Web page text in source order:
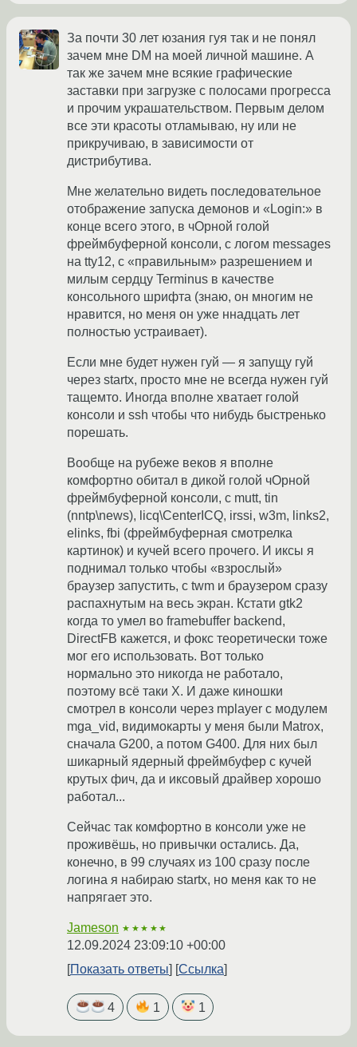
За почти 30 лет юзания гуя так и не понял
зачем мне DM на моей личной машине. А
так же зачем мне всякие графические
заставки при загрузке с полосами прогресса
и прочим украшательством. Первым делом
все эти красоты отламываю, ну или не
прикручиваю, в зависимости от
дистрибутива.
Мне желательно видеть последовательное
отображение запуска демонов и «Login:» в
конце всего этого, в чОрной голой
фреймбуферной консоли, с логом messages
на tty12, с «правильным» разрешением и
милым сердцу Terminus в качестве
консольного шрифта (знаю, он многим не
нравится, но меня он уже ннадцать лет
полностью устраивает).
Если мне будет нужен гуй — я запущу гуй
через startx, просто мне не всегда нужен гуй
тащемто. Иногда вполне хватает голой
консоли и ssh чтобы что нибудь быстренько
порешать.
Вообще на рубеже веков я вполне
комфортно обитал в дикой голой чОрной
фреймбуферной консоли, с mutt, tin
(nntp\news), licq\CenterICQ, irssi, w3m, links2,
elinks, fbi (фреймбуферная смотрелка
картинок) и кучей всего прочего. И иксы я
поднимал только чтобы «взрослый»
браузер запустить, с twm и браузером сразу
распахнутым на весь экран. Кстати gtk2
когда то умел во framebuffer backend,
DirectFB кажется, и фокс теоретически тоже
мог его использовать. Вот только
нормально это никогда не работало,
поэтому всё таки X. И даже киношки
смотрел в консоли через mplayer с модулем
mga_vid, видимокарты у меня были Matrox,
сначала G200, а потом G400. Для них был
шикарный ядерный фреймбуфер с кучей
крутых фич, да и иксовый драйвер хорошо
работал...
Сейчас так комфортно в консоли уже не
проживёшь, но привычки остались. Да,
конечно, в 99 случаях из 100 сразу после
логина я набираю startx, но меня как то не
напрягает это.
Jameson ★★★★★
12.09.2024 23:09:10 +00:00
Показать ответы
Ссылка
4 1 1